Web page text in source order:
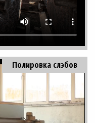
Полировка слэбов